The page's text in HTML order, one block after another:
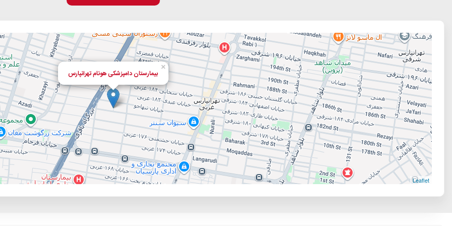
بیمارستان دامپزشکی هونام تهرانپارس
×
Leaflet